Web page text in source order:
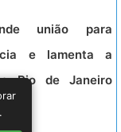
união para
e lamenta a
Rio de Janeiro